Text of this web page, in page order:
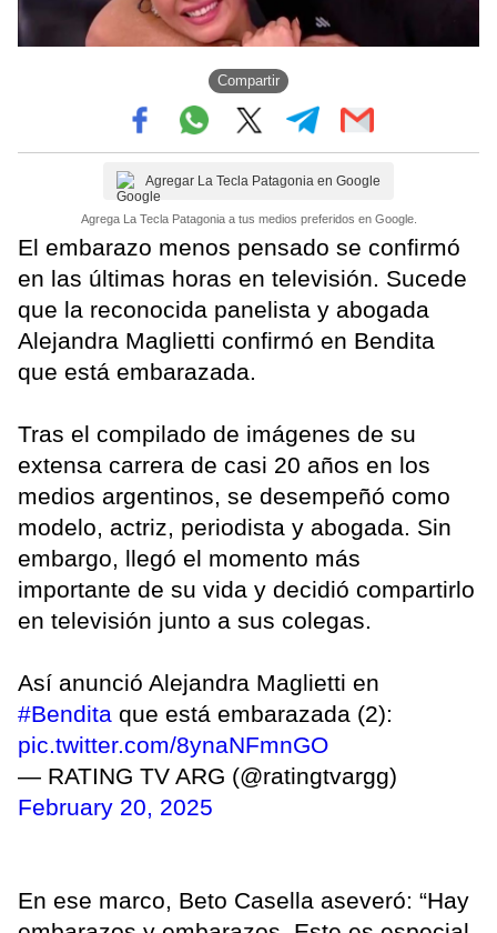
Compartir
Agregar La Tecla Patagonia en Google
Agrega La Tecla Patagonia a tus medios preferidos en Google.
El embarazo menos pensado se confirmó
en las últimas horas en televisión. Sucede
que la reconocida panelista y abogada
Alejandra Maglietti confirmó en Bendita
que está embarazada.
Tras el compilado de imágenes de su
extensa carrera de casi 20 años en los
medios argentinos, se desempeñó como
modelo, actriz, periodista y abogada. Sin
embargo, llegó el momento más
importante de su vida y decidió compartirlo
en televisión junto a sus colegas.
Así anunció Alejandra Maglietti en
#Bendita que está embarazada (2):
pic.twitter.com/8ynaNFmnGO
— RATING TV ARG (@ratingtvargg)
February 20, 2025
En ese marco, Beto Casella aseveró: “Hay